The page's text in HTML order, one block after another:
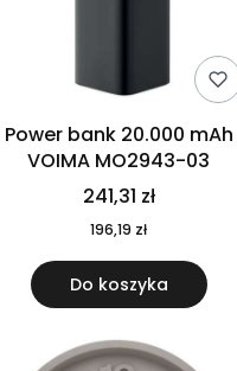
Power bank 20.000 mAh
VOIMA MO2943-03
241,31 zł
196,19 zł
Do koszyka